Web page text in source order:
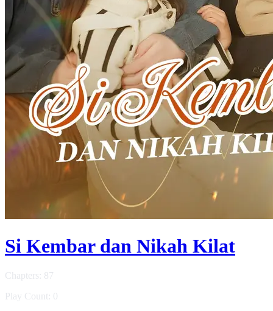
Si Kembar dan Nikah Kilat
Chapters: 87
Play Count: 0